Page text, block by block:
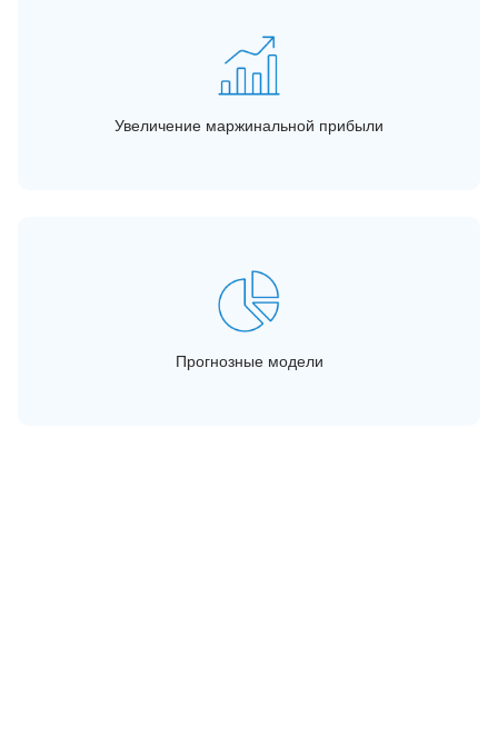
Увеличение маржинальной прибыли
Прогнозные модели